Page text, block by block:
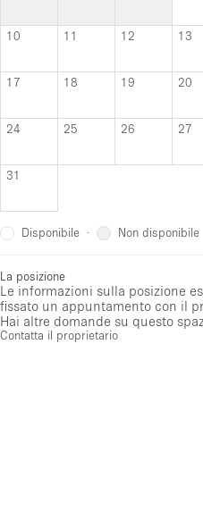
10 11 12 13
17 18 19 20
24 25 26 27
31
Disponibile · Non disponibile
La posizione
Le informazioni sulla posizione
fissato un appuntamento con il
Hai altre domande su questo
Contatta il proprietario